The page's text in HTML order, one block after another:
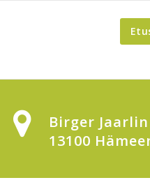
Birger
13100